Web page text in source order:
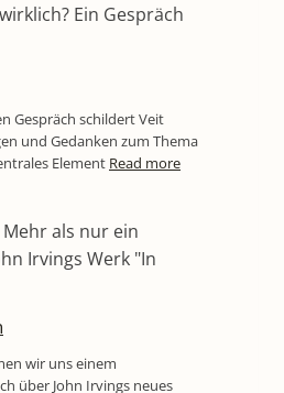
Ein Gespräch
Gespräch schildert Veit
und Gedanken zum Thema
Element Read more
Mehr als nur ein
Irvings Werk "In
wir uns einem
über John Irvings neues